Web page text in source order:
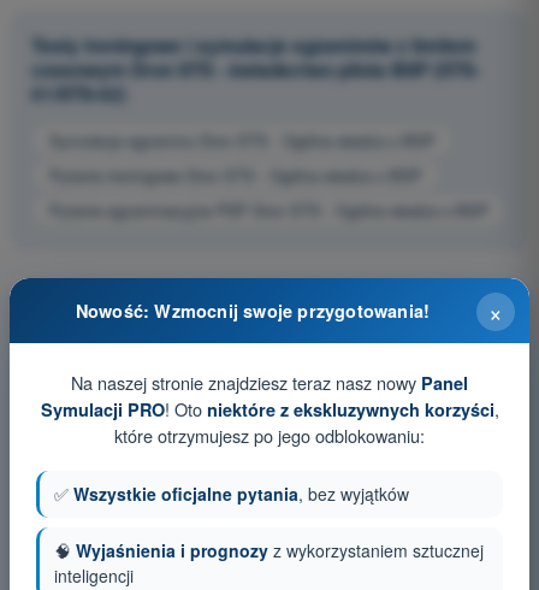
Testy treningowe i symulacje egzaminów z limitem
czasowym Dron STS - świadectwo pilota BSP (STS-
Symulacja egzaminu Dron STS - Ogólna wiedza o BSP
Pytania treningowe Dron STS - Ogólna wiedza o BSP
Pytania egzaminacyjne PDF Dron STS - Ogólna wiedza o BSP
×
Nowość: Wzmocnij swoje przygotowania!
Na naszej stronie znajdziesz teraz nasz nowy Panel
Symulacji PRO! Oto niektóre z ekskluzywnych korzyści,
które otrzymujesz po jego odblokowaniu:
✅ Wszystkie oficjalne pytania, bez wyjątków
🧠 Wyjaśnienia i prognozy z wykorzystaniem sztucznej
inteligencji